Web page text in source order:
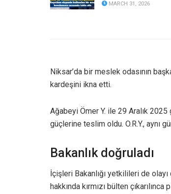
MARCH 31, 2026
Niksar’da bir meslek odasının
kardeşini ikna etti.
Ağabeyi Ömer Y. ile 29 Aralık 2025
güçlerine teslim oldu. O.R.Y., aynı
Bakanlık doğruladı
İçişleri Bakanlığı yetkilileri de
hakkında kırmızı bülten